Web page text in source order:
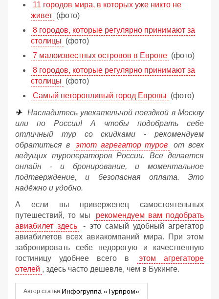
11 городов мира, в которых уже никто не
живет (фото)
8 городов, которые регулярно принимают за
столицы (фото)
7 малоизвестных островов в Европе (фото)
8 городов, которые регулярно принимают за
столицы (фото)
Самый неторопливый город Европы (фото)
✈ Насладитесь увекательной поездкой в Москву
или по России! А чтобы подобрать себе
отличный тур со скидками - рекомендуем
обратиться в
этот агрегатор туров
от всех
ведущих туроператоров России. Все делается
онлайн - и бронирование, и моментальное
подтверждение, и безопасная оплата. Это
надёжно и удобно.
А если вы приверженец самостоятельных
путешествий, то мы
рекомендуем вам подобрать
авиабилет здесь
- это самый удобный агрегатор
авиабилетов всех авиакомпаний мира. При этом
забронировать себе недорогую и качественную
гостиницу удобнее всего в
этом агрегаторе
отелей , здесь часто дешевле, чем в Букинге.
Автор статьи:Инфогруппа «Турпром»